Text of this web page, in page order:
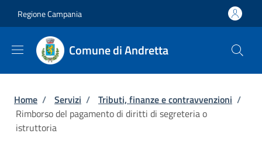
Regione Campania
Comune di Andretta
Briciole di pane
Home / Servizi / Tributi, finanze e contravvenzioni /
Rimborso del pagamento di diritti di segreteria o
istruttoria